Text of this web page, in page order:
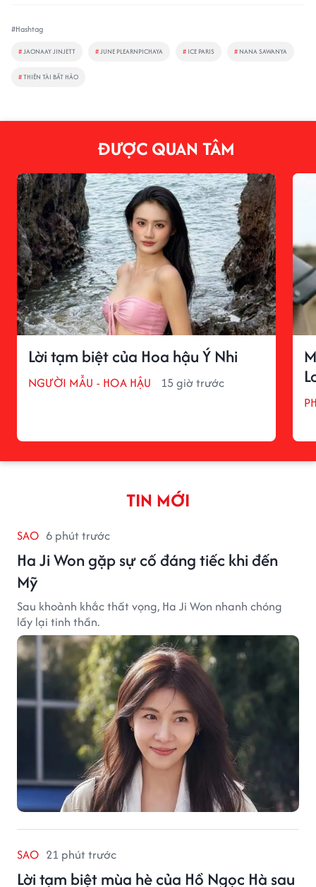
#Hashtag
#JAONAAY JINJETT #JUNE PLEARNPICHAYA # ICE PARIS # NANA SAWANYA
#THIÊN TÀI BẤT HẢO
ĐƯỢC QUAN TÂM
Lời tạm biệt của Hoa hậu Ý Nhi
NGƯỜI MẪU - HOA HẬU 15 giờ trước
TIN MỚI
SAO 6 phút trước
Ha Ji Won gặp sự cố đáng tiếc khi đến
Mỹ
Sau khoảnh khắc thất vọng, Ha Ji Won nhanh chóng
lấy lại tinh thần.
SAO 21 phút trước
Lời tạm biệt mùa hè của Hồ Ngọc Hà sau